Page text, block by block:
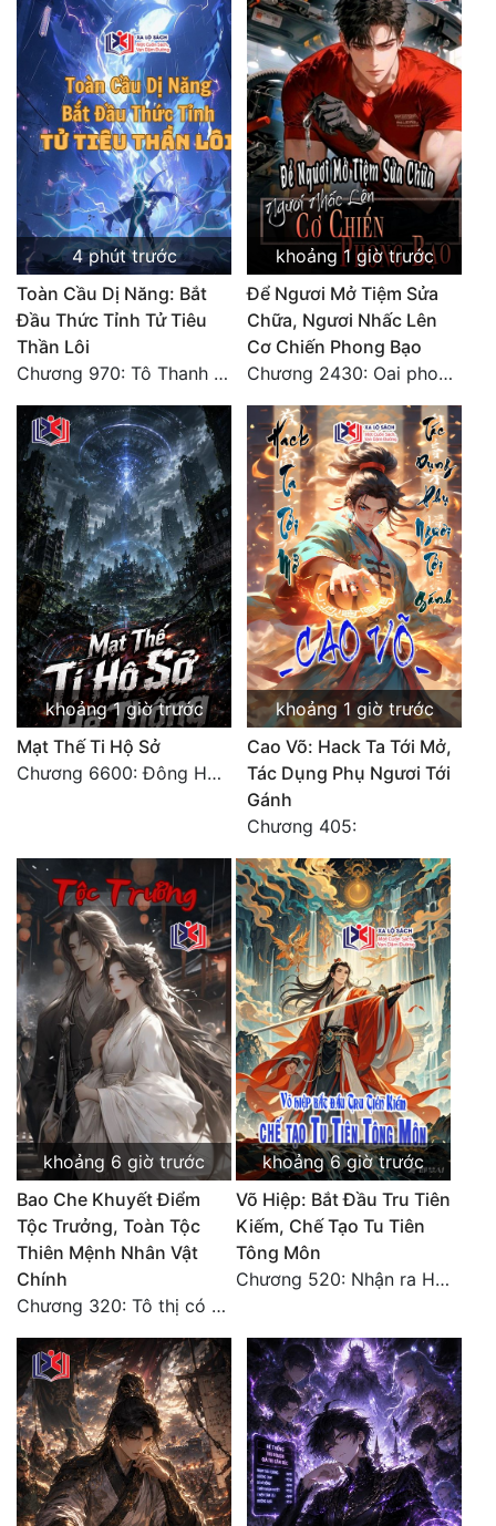
Tu Chân
Tu Tiên
Tội Phạm
Vô Địch
Võ Hiệp
Võng Du
Xuyên Không
Xuyên Nhanh
Xuyên Sách
Xuyên Thư
Điền Văn
Đô Thị
Đông Phương
Đông Phương Huyền Huyễn
Đồng Nhân
Cẩu Đạo Trường Sinh
Ngự Thú
Truyện Nữ
Vô Địch Lưu
Xây Dựng Thế Lực
Đam Mỹ
Đẹp
Đẹp Hiệp
Tính Cách Nhân Vật :
Cơ Trí
Sát Phạt Quyết Đoán
Vô Sỉ
Điềm Đạm
4 phút trước
Toàn Cầu Dị Năng: Bắt
Đầu Thức Tỉnh Tử Tiêu
Thần Lôi
Chương 970: Tô Thanh Li sa vào huyễn tượng! Hôn lễ!
khoảng 1 giờ trước
Để Ngươi Mở Tiệm Sửa
Chữa, Ngươi Nhấc Lên
Cơ Chiến Phong Bạo
Chương 2430: Oai phong tà khí?! Điều kiện thỏa hiệp?!
khoảng 1 giờ trước
Mạt Thế Ti Hộ Sở
Chương 6600: Đông Hoang Đại Quyết Chiến Thiên Địa Sụp Đổ
khoảng 1 giờ trước
Cao Võ: Hack Ta Tới Mở,
Tác Dụng Phụ Ngươi Tới
Gánh
Chương 405:
khoảng 6 giờ trước
Bao Che Khuyết Điểm
Tộc Trưởng, Toàn Tộc
Thiên Mệnh Nhân Vật
Chính
Chương 320: Tô thị có hậu bối, sơ lộ tài năng
khoảng 6 giờ trước
Võ Hiệp: Bắt Đầu Tru Tiên
Kiếm, Chế Tạo Tu Tiên
Tông Môn
Chương 520: Nhận ra Hồng Thất Công, mỹ thực mê hoặc